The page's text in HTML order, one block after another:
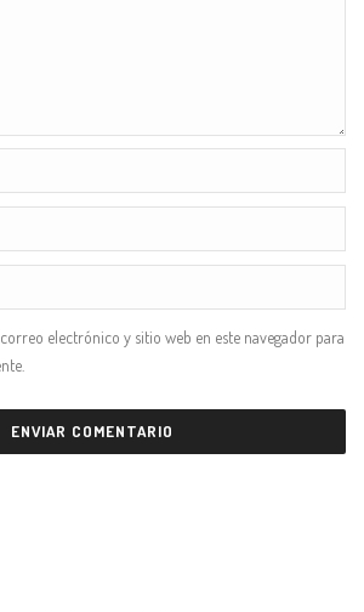
electrónico y sitio web en este navegador para